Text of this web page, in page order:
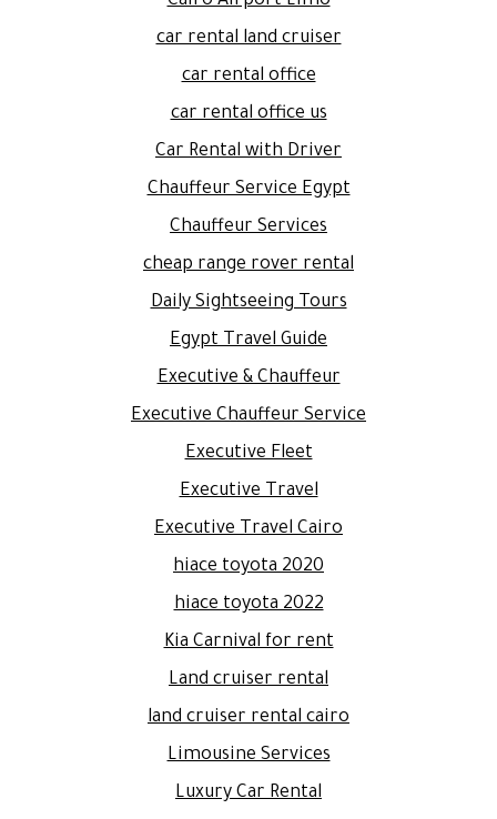
car rental land cruiser
car rental office
car rental office us
Car Rental with Driver
Chauffeur Service Egypt
Chauffeur Services
cheap range rover rental
Daily Sightseeing Tours
Egypt Travel Guide
Executive & Chauffeur
Executive Chauffeur Service
Executive Fleet
Executive Travel
Executive Travel Cairo
hiace toyota 2020
hiace toyota 2022
Kia Carnival for rent
Land cruiser rental
land cruiser rental cairo
Limousine Services
Luxury Car Rental